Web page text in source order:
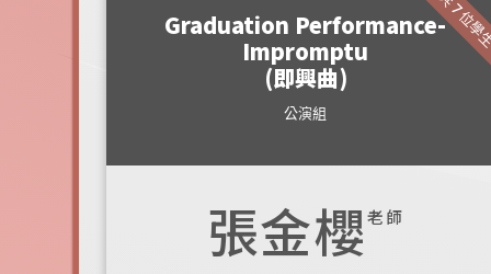
Graduation Performance-
Impromptu
(即興曲)
公演組
張金櫻老師
共 7 位